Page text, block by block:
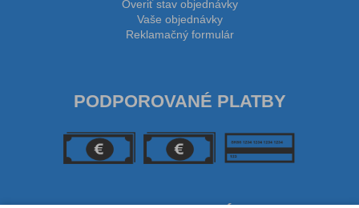
Overiť stav objednávky
Vaše objednávky
Reklamačný formulár
PODPOROVANÉ PLATBY